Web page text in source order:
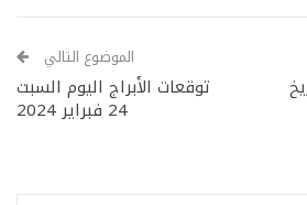
الموضوع التالي
توقعات الأبراج اليوم السبت
24 فبراير 2024